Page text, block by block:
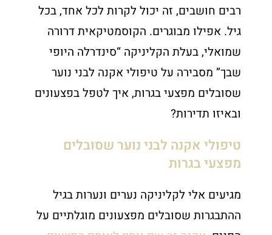
רבים חושבים, זה יכול לקרות לכל אחד, בכל
גיל. אפילו מבוגרים. הקוסמטיקאית דרורה
שמואלי, בעלת הקליניקה “סינדרלה היופי
שבך” מסבירה על טיפולי אקנה לבני נוער
שסובלים מפצעי בגרות, איך לטפל בפצעונים
ובאיזו תדירות?
טיפולי אקנה לבני נוער שסובלים
מפצעי בגרות
מגיעים אלי לקליניקה נערים ונערות בגיל
ההתבגרות שסובלים מפצעונים מוגלתיים על